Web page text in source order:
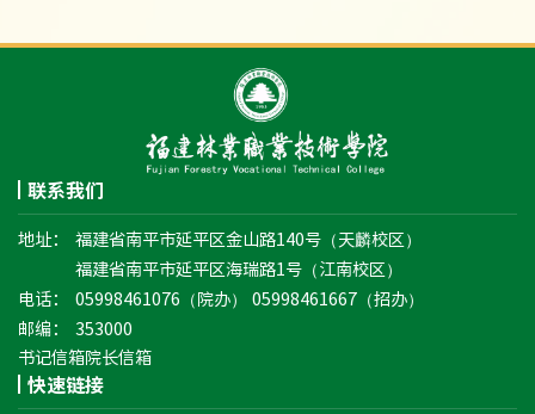
快速链接
联系我们
地址：
福建省南平市延平区金山路140号（天麟校区）
福建省南平市延平区海瑞路1号（江南校区）
电话：
05998461076（院办） 05998461667（招办）
邮编：
353000
书记信箱院长信箱